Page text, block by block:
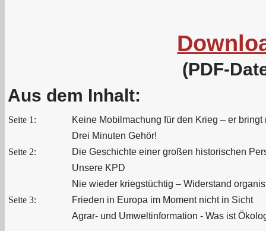
(PDF-
Aus dem Inhalt:
Seite 1:
Keine Mobilmachung für den Krieg – er bringt
Drei Minuten Gehör!
Seite 2:
Die Geschichte einer großen historischen
Unsere KPD
Nie wieder kriegstüchtig – Widerstand
Seite 3:
Frieden in Europa im Moment nicht in Sicht
Agrar- und Umweltinformation - Was ist